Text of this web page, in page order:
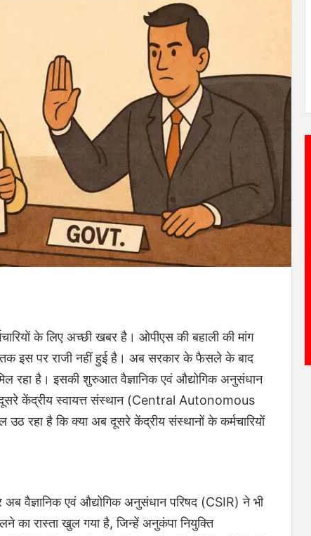
के लिए अच्छी खबर है। ओपीएस की बहाली की मांग
इस पर राजी नहीं हुई है। अब सरकार के फैसले के बाद
रहा है। इसकी शुरुआत वैज्ञानिक एवं औद्योगिक अनुसंधान
केंद्रीय स्वायत्त संस्थान (Central Autonomous
रहा है कि क्या अब दूसरे केंद्रीय संस्थानों के कर्मचारियों
वैज्ञानिक एवं औद्योगिक अनुसंधान परिषद (CSIR) ने भी
का रास्ता खुल गया है, जिन्हें अनुकंपा नियुक्ति